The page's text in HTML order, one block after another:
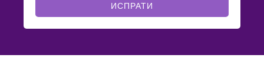
ИСПРАТИ